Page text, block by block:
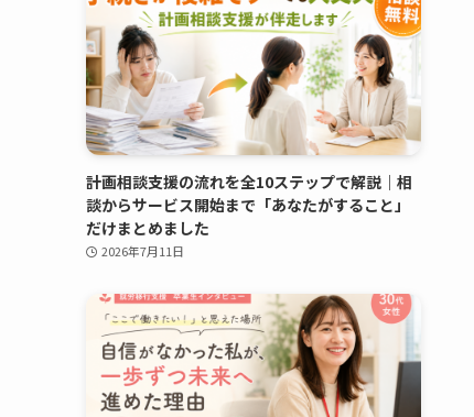
計画相談支援の流れを全10ステップで解説｜相
談からサービス開始まで「あなたがすること」
だけまとめました
2026年7月11日